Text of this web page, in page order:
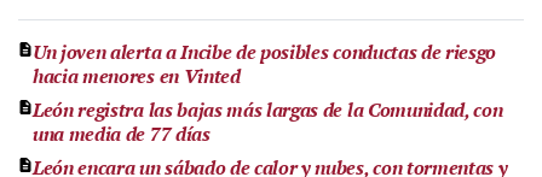
Un joven alerta a Incibe de posibles conductas de riesgo
hacia menores en Vinted
León registra las bajas más largas de la Comunidad, con
una media de 77 días
León encara un sábado de calor y nubes, con tormentas y